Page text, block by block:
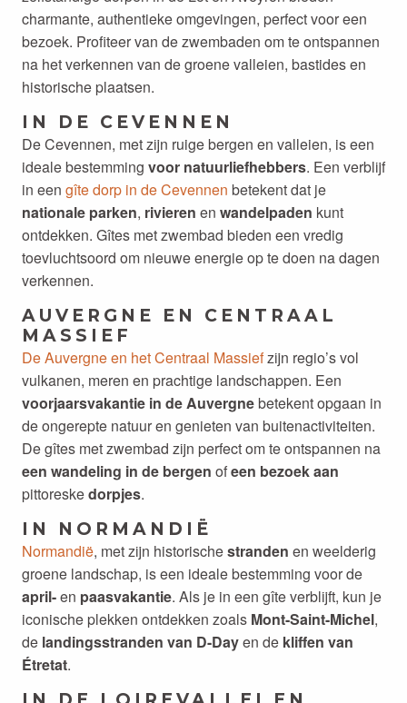
charmante, authentieke omgevingen, perfect voor een
bezoek. Profiteer van de zwembaden om te ontspannen
na het verkennen van de groene valleien, bastides en
historische plaatsen.
IN DE CEVENNEN
De Cevennen, met zijn ruige bergen en valleien, is een
ideale bestemming voor natuurliefhebbers. Een verblijf
in een gîte dorp in de Cevennen betekent dat je
nationale parken, rivieren en wandelpaden kunt
ontdekken. Gîtes met zwembad bieden een vredig
toevluchtsoord om nieuwe energie op te doen na dagen
verkennen.
AUVERGNE EN CENTRAAL
MASSIEF
De Auvergne en het Centraal Massiefzijn regio’s vol
vulkanen, meren en prachtige landschappen. Een
voorjaarsvakantie in de Auvergnebetekent opgaan in
de ongerepte natuur en genieten van buitenactiviteiten.
De gîtes met zwembad zijn perfect om te ontspannen na
een wandeling in de bergen ofeen bezoek aan
pittoreskedorpjes.
IN NORMANDIË
Normandië, met zijn historischestranden en weelderig
groene landschap, is een ideale bestemming voor de
april-en paasvakantie. Als je in een gîte verblijft, kun je
iconische plekken ontdekken zoals Mont-Saint-Michel,
de landingsstranden van D-Dayen de kliffen van
Étretat.